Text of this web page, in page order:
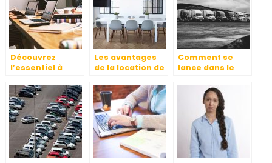
Découvrez
l’essentiel à
entreprise, le
travail et le
capital
Les avantages
de la location de
Comment se
lance dans le
livraison de
marchandises
ou de personnes